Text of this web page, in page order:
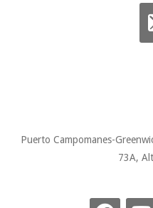
Puerto Campomanes-
73A,